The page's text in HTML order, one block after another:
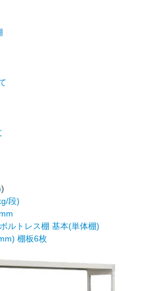
)
段)
ルトレス棚 基本(単体棚)
棚板6枚